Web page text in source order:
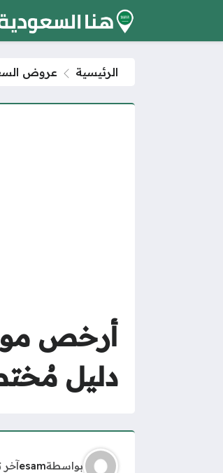
الرئيسية عروض
أرخص
دليل
بواسطةesam